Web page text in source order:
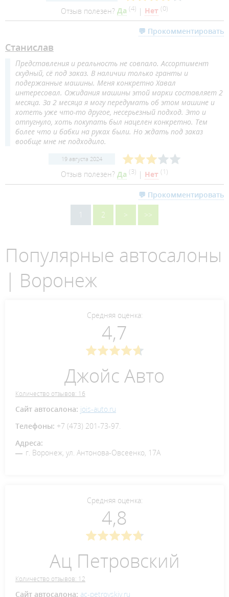
Отзыв полезен? Да (4) | Нет (0)
💬 Прокомментировать
Станислав
Представления и реальность не совпало. Ассортимент
скудный, сё под заказ. В наличии только гранты и
подержанные машины. Меня конкретно Хавал
интересовал. Ожидания машины этой марки составляет 2
месяца. За 2 месяца я могу передумать об этом машине и
хотеть уже что-то другое, несерьезный подход. Это и
отпугнуло, хоть покупать был нацелен конкретно. Тем
более что и бабки на руках были. Но ждать под заказ
вообще мне не подходило.
19 августа 2024
Отзыв полезен? Да (3) | Нет (1 )
💬 Прокомментировать
2 > >>
Популярные автосалоны
| Воронеж
Средняя оценка:
4,7
Джойс Авто
Количество отзывов: 16
Сайт автосалона: jois-auto.ru
Телефоны: +7 (473) 201-73-97.
Адреса:
г. Воронеж, ул. Антонова-Овсеенко, 17А
Средняя оценка:
4,8
Ац Петровский
Количество отзывов: 12
Сайт автосалона: ac-petrovskiy.ru